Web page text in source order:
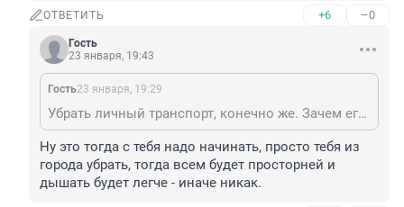
ОТВЕТИТЬ +6 –0
Гость
23 января, 19:43
Гость23 января, 19:29
Убрать личный транспорт, конечно же. Зачем его столько в городе, и так дышать нечем.
Ну это тогда с тебя надо начинать, просто тебя из
города убрать, тогда всем будет просторней и
дышать будет легче - иначе никак.